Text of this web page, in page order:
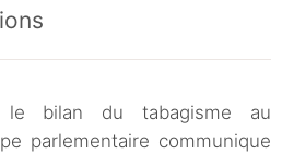
le bilan du tabagisme au
parlementaire communique